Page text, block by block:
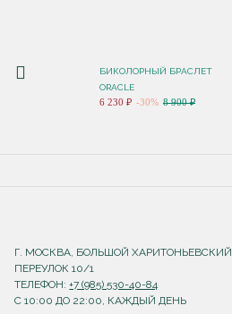
БИКОЛОРНЫЙ БРАСЛЕТ
ORACLE
6 230 ₽ -30% 8 900 ₽
Г. МОСКВА, БОЛЬШОЙ ХАРИТОНЬЕВСКИЙ
ПЕРЕУЛОК 10/1
ТЕЛЕФОН:+7 (985) 530-40-84
С 10:00 ДО 22:00, КАЖДЫЙ ДЕНЬ